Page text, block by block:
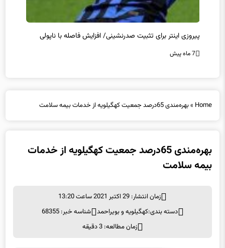
پیروزی اینتر برای تثبیت صدرنشینی/ افزایش فاصله با ناپولی
7 ماه پیش
Home
»بهره‌مندی 65درصد جمعیت کهگیلویه از خدمات بیمه سلامت
بهره‌مندی 65درصد جمعیت کهگیلویه از خدمات
بیمه سلامت
زمان انتشار: 29 اکتبر 2021 ساعت 13:20
دسته بندی:کهگیلویه و بویراحمد
شناسه خبر: 68355
زمان مطالعه: 3 دقیقه